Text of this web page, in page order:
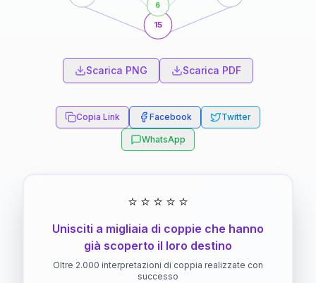
15
6
Scarica PNG Scarica PDF
Copia Link Facebook Twitter
WhatsApp
⭐ ⭐ ⭐ ⭐ ⭐
Unisciti a migliaia di coppie che hanno
già scoperto il loro destino
Oltre 2.000 interpretazioni di coppia realizzate con
successo